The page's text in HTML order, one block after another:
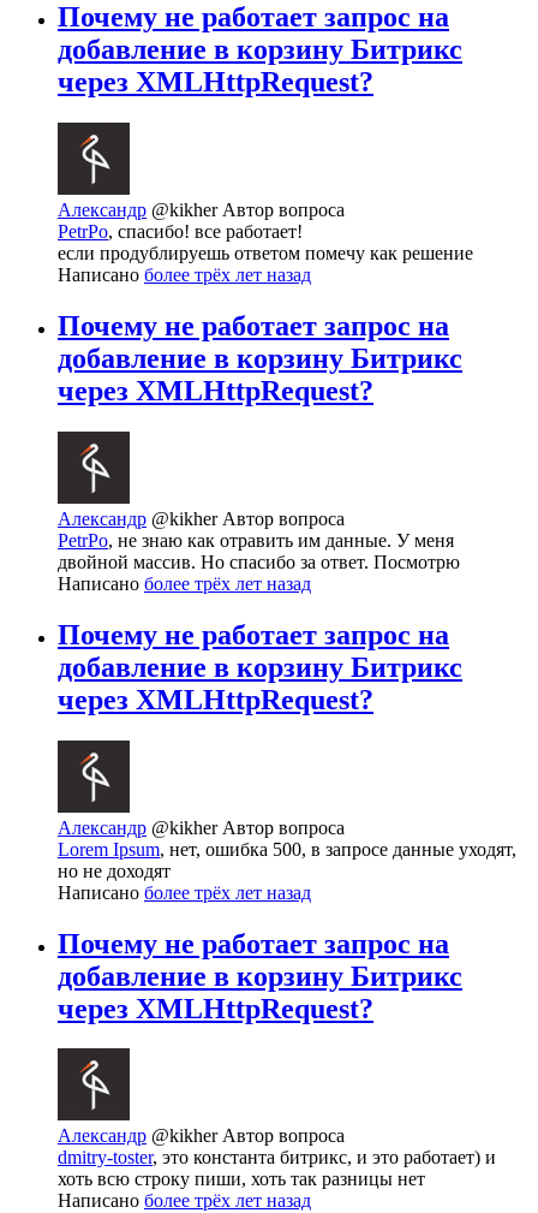
Почему не работает запрос на
добавление в корзину Битрикс
через XMLHttpRequest?
Александр @kikher Автор вопроса
PetrPo, спасибо! все работает!
если продублируешь ответом помечу как решение
Написано более трёх лет назад
Почему не работает запрос на
добавление в корзину Битрикс
через XMLHttpRequest?
Александр @kikher Автор вопроса
PetrPo, не знаю как отравить им данные. У меня
двойной массив. Но спасибо за ответ. Посмотрю
Написано более трёх лет назад
Почему не работает запрос на
добавление в корзину Битрикс
через XMLHttpRequest?
Александр @kikher Автор вопроса
Lorem Ipsum, нет, ошибка 500, в запросе данные уходят,
но не доходят
Написано более трёх лет назад
Почему не работает запрос на
добавление в корзину Битрикс
через XMLHttpRequest?
Александр @kikherАвтор вопроса
dmitry-toster, это константа битрикс, и это работает) и
хоть всю строку пиши, хоть так разницы нет
Написано более трёх лет назад